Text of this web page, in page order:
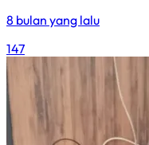
8 bulan yang lalu
147